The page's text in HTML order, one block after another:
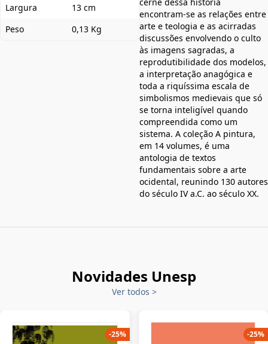
Largura
13 cm
Peso
0,13 Kg
encontram-se as relações entre
arte e teologia e as acirradas
discussões envolvendo o culto
às imagens sagradas, a
reprodutibilidade dos modelos,
a interpretação anagógica e
toda a riquíssima escala de
simbolismos medievais que só
se torna inteligível quando
compreendida como um
sistema. A coleção A pintura,
em 14 volumes, é uma
antologia de textos
fundamentais sobre a arte
ocidental, reunindo 130 autores
do século IV a.C. ao século XX.
Novidades Unesp
Ver todos >
-25% -25%